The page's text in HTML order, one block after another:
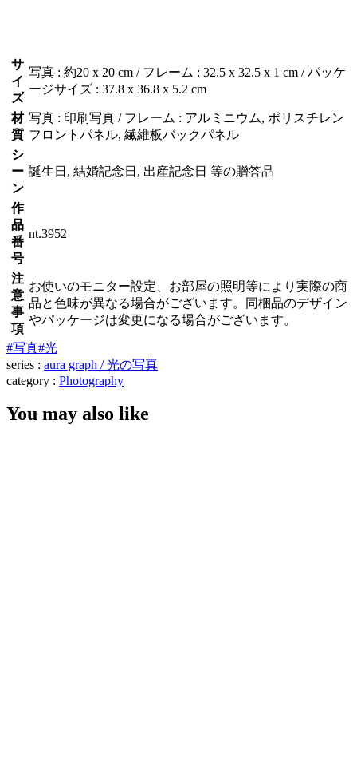
サ
イ
ズ
写真 : 約20 x 20 cm / フレーム : 32.5 x 32.5 x 1 cm / パッケ
ージサイズ : 37.8 x 36.8 x 5.2 cm
材
質
写真 : 印刷写真 / フレーム : アルミニウム, ポリスチレン
フロントパネル, 繊維板バックパネル
シ
ー
ン
誕生日, 結婚記念日, 出産記念日 等の贈答品
作
品
番
号
nt.3952
注
意
事
項
お使いのモニター設定、お部屋の照明等により実際の商
品と色味が異なる場合がございます。同梱品のデザイン
やパッケージは変更になる場合がございます。
#写真#光
series : aura graph / 光の写真
category : Photography
You may also like